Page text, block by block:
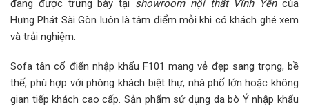
đang được trưng bày tại showroom nội thất Vĩnh Yêncủa
Hưng Phát Sài Gòn luôn là tâm điểm mỗi khi có khách ghé xem
và trải nghiệm.
Sofa tân cổ điển nhập khẩu F101 mang vẻ đẹp sang trọng, bề
thế, phù hợp với phòng khách biệt thự, nhà phố lớn hoặc không
gian tiếp khách cao cấp. Sản phẩm sử dụng da bò Ý nhập khẩu